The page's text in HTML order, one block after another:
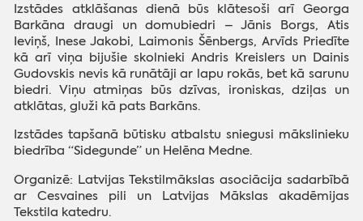
Izstādes atklāšanas dienā būs klātesoši arī Georga
Barkāna draugi un domubiedri – Jānis Borgs, Atis
Ieviņš, Inese Jakobi, Laimonis Šēnbergs, Arvīds Priedīte
kā arī viņa bijušie skolnieki Andris Kreislers un Dainis
Gudovskis nevis kā runātāji ar lapu rokās, bet kā sarunu
biedri. Viņu atmiņas būs dzīvas, ironiskas, dziļas un
atklātas, gluži kā pats Barkāns.
Izstādes tapšanā būtisku atbalstu sniegusi mākslinieku
biedrība “Sidegunde” un Helēna Medne.
Organizē: Latvijas Tekstilmākslas asociācija sadarbībā
ar Cesvaines pili un Latvijas Mākslas akadēmijas
Tekstila katedru.